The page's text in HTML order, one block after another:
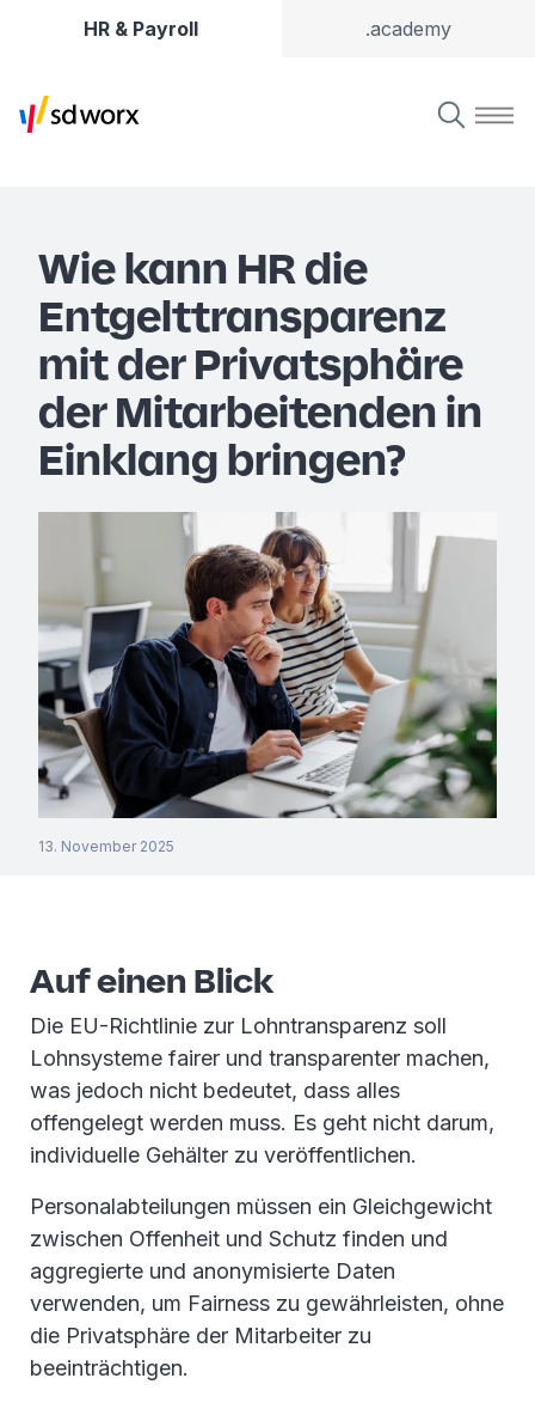
HR & Payroll .academy
Wie kann HR die
Entgelttransparenz
mit der Privatsphäre
der Mitarbeitenden in
Einklang bringen?
13. November 2025
Auf einen Blick
Die EU-Richtlinie zur Lohntransparenz soll
Lohnsysteme fairer und transparenter machen,
was jedoch nicht bedeutet, dass alles
offengelegt werden muss. Es geht nicht darum,
individuelle Gehälter zu veröffentlichen.
Personalabteilungen müssen ein Gleichgewicht
zwischen Offenheit und Schutz finden und
aggregierte und anonymisierte Daten
verwenden, um Fairness zu gewährleisten, ohne
die Privatsphäre der Mitarbeiter zu
beeinträchtigen.